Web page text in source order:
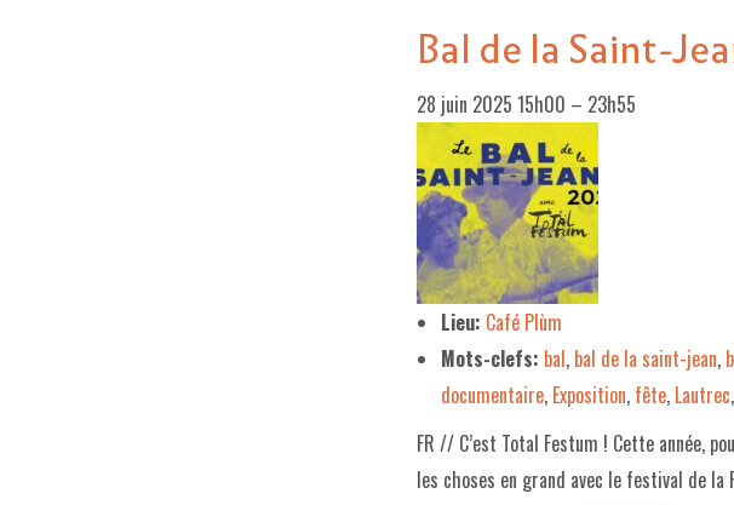
Bal de la Saint-
28 juin 2025 15h00 – 23h55
Lieu: Café Plùm
Mots-clefs: bal, bal de la saint-jean,
documentaire, Exposition, fête, Lautrec,
FR // C’est Total Festum ! Cette année,
les choses en grand avec le festival de la